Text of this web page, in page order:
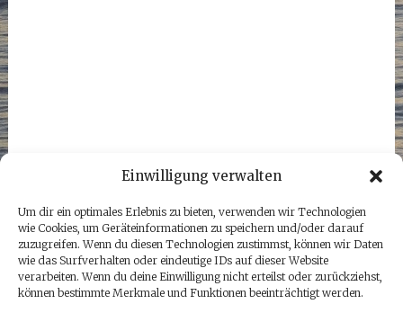
Einwilligung verwalten
Um dir ein optimales Erlebnis zu bieten, verwenden wir Technologien
wie Cookies, um Geräteinformationen zu speichern und/oder darauf
zuzugreifen. Wenn du diesen Technologien zustimmst, können wir Daten
wie das Surfverhalten oder eindeutige IDs auf dieser Website
verarbeiten. Wenn du deine Einwilligung nicht erteilst oder zurückziehst,
können bestimmte Merkmale und Funktionen beeinträchtigt werden.